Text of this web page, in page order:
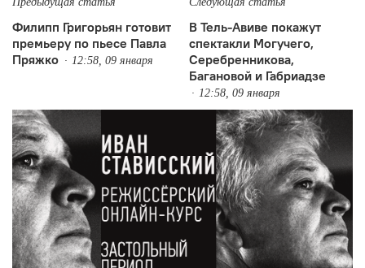
Филипп Григорьян готовит
премьеру по пьесе Павла
Пряжко
12:58, 09 января
В Тель-Авиве покажут
спектакли Могучего,
Серебренникова,
Багановой и Габриадзе
12:58, 09 января